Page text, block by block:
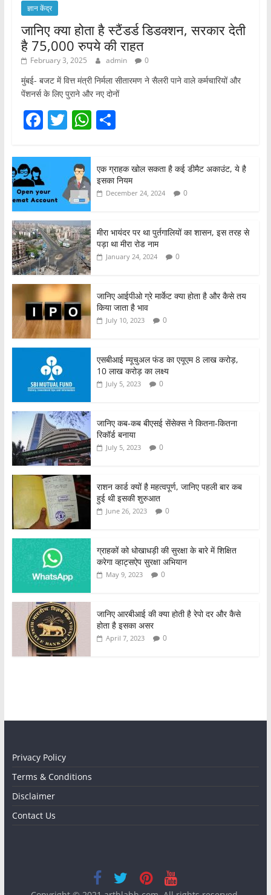
ज्ञान केंद्र
जानिए क्या होता है स्टैंडर्ड डिडक्शन, सरकार देती
है 75,000 रुपये की राहत
February 3, 2025 admin 0
मुंबई- बजट में वित्त मंत्री निर्मला सीतारमण ने सैलरी पाने वाले कर्मचारियों और
पेंशनर्स के लिए पुराने और नए दोनों
F
c
e
b
o
o
k
T
itt
er
W
s
A
p
S
e
एक ग्राहक खोल सकता है कई डीमैट अकाउंट, ये है
इसका नियम
December 24, 2024 0
मीरा भायंदर पर था पुर्तगालियों का शासन, इस तरह से
पड़ा था मीरा रोड नाम
January 24, 2024 0
जानिए आईपीओ ग्रे मार्केट क्या होता है और कैसे तय
किया जाता है भाव
July 10, 2023 0
एसबीआई म्यूचुअल फंड का एयूएम 8 लाख करोड़,
10 लाख करोड़ का लक्ष्य
July 5, 2023 0
जानिए कब-कब बीएसई सेंसेक्स ने कितना-कितना
रिकॉर्ड बनाया
July 5, 2023 0
राशन कार्ड क्यों है महत्वपूर्ण, जानिए पहली बार कब
हुई थी इसकी शुरुआत
June 26, 2023 0
ग्राहकों को धोखाधड़ी की सुरक्षा के बारे में शिक्षित
करेगा व्हाट्सऐप सुरक्षा अभियान
May 9, 2023 0
जानिए आरबीआई की क्या होती है रेपो दर और कैसे
होता है इसका असर
April 7, 2023 0
Privacy Policy
Terms & Conditions
Disclaimer
Contact Us